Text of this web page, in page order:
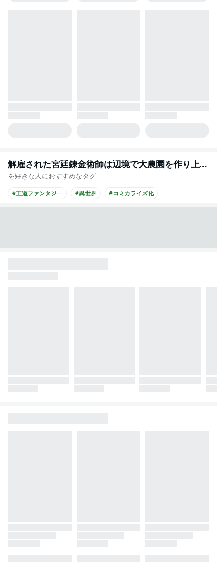
解雇された宮廷錬金術師は辺境で大農園を作り上げる～祖国を追い出されたけど、最強領地でスローライフを謳歌する～
を好きな人におすすめなタグ
#王道ファンタジー #異世界 #コミカライズ化